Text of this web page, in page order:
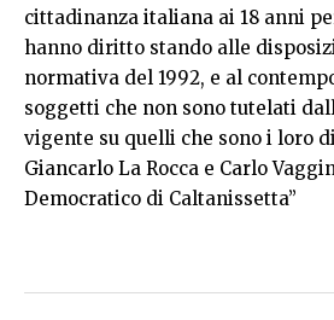
cittadinanza italiana ai 18 anni
hanno diritto stando alle
normativa del 1992, e al
soggetti che non sono tutelati
vigente su quelli che sono i loro
Giancarlo La Rocca e Carlo
Democratico di Caltanissetta”